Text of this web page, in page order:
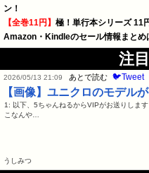
ン！
【全巻11円】 極！単行本シリーズ 11
Amazon・Kindleのセール情報まとめ
注
2026/05/13 21:09 あとで読む 🐦Tweet
【画像】ユニクロのモデ
1: 以下、5ちゃんねるからVIPがお送りしま
こなんや…
うしみつ